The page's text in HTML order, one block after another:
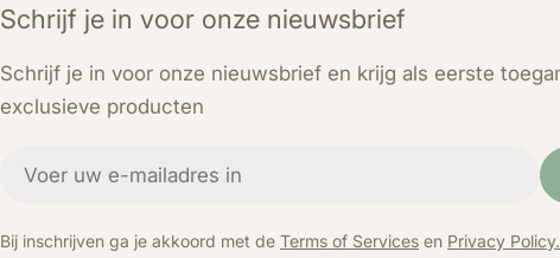
Schrijf je in voor onze nieuwsbrief
Schrijf je in voor onze nieuwsbrief en krijg als eerste
exclusieve producten
Bij inschrijven ga je akkoord met de Terms of Services en Privacy Policy.